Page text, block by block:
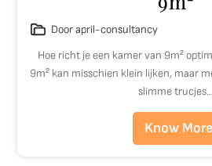
Door april-consultancy
Hoe richt je een kamer van 9m²
9m² kan misschien klein lijken, maar
slimme trucjes…
Know More